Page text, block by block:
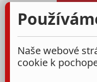
Naše webové
cookie k